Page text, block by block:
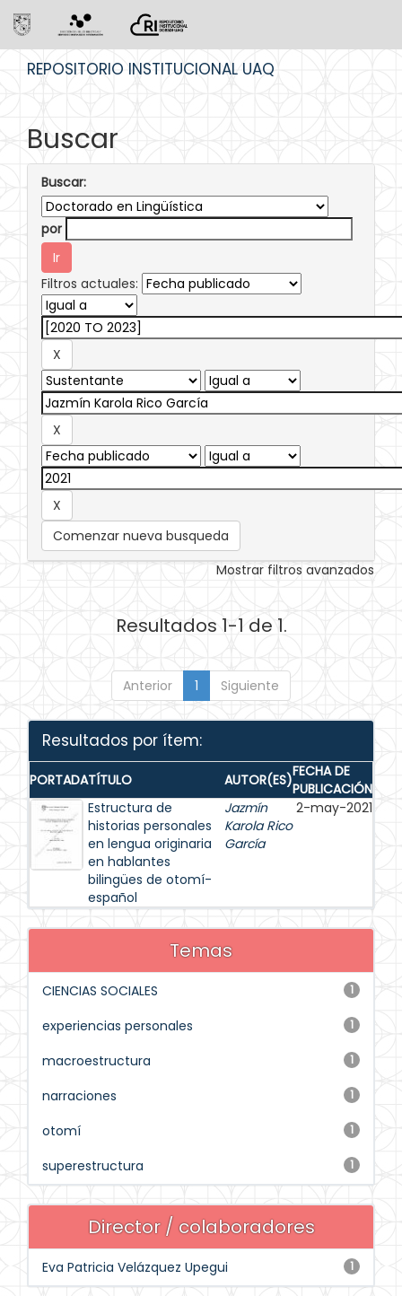
REPOSITORIO INSTITUCIONAL UAQ
Buscar
Buscar:
por
Filtros actuales:
Comenzar nueva busqueda
Mostrar filtros avanzados
Resultados 1-1 de 1.
Anterior 1 Siguiente
Resultados por ítem:
PORTADATÍTULO AUTOR(ES)FECHA DE
PUBLICACIÓN
Estructura de
historias personales
en lengua originaria
en hablantes
bilingües de otomí-
español
Jazmín
Karola Rico
García
2-may-2021
Temas
1
CIENCIAS SOCIALES
1
experiencias personales
1
macroestructura
1
narraciones
1
otomí
1
superestructura
Director / colaboradores
1
Eva Patricia Velázquez Upegui